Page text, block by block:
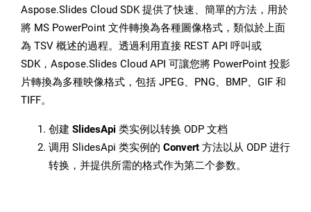
Aspose.Slides Cloud SDK 提供了快速、簡單的方法，用於
將 MS PowerPoint 文件轉換為各種圖像格式，類似於上面
為 TSV 概述的過程。透過利用直接 REST API 呼叫或
SDK，Aspose.Slides Cloud API 可讓您將 PowerPoint 投影
片轉換為多種映像格式，包括 JPEG、PNG、BMP、GIF 和
TIFF。
创建 SlidesApi 类实例以转换 ODP 文档
调用 SlidesApi 类实例的 Convert 方法以从 ODP 进行
转换，并提供所需的格式作为第二个参数。